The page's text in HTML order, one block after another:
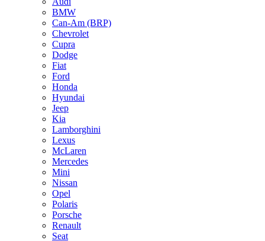
BMW
Can-Am (BRP)
Chevrolet
Cupra
Dodge
Fiat
Ford
Honda
Hyundai
Jeep
Kia
Lamborghini
Lexus
McLaren
Mercedes
Mini
Nissan
Opel
Polaris
Porsche
Renault
Seat